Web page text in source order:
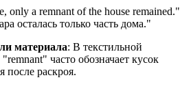
only a remnant of the house remained."
осталась только часть дома."
материала: В текстильной
часто обозначает кусок
после раскроя.